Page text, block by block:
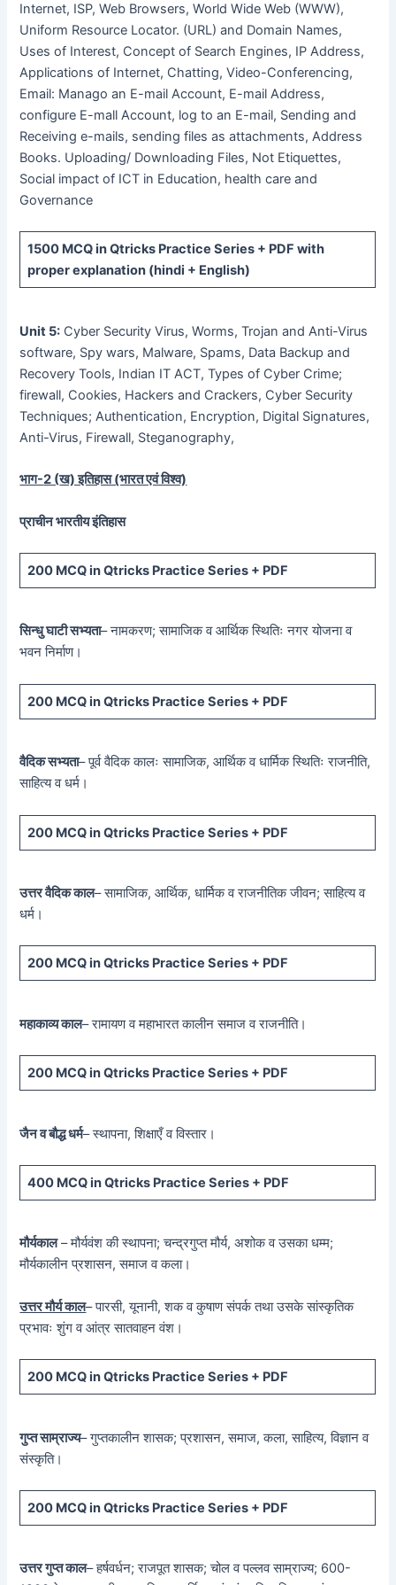
Internet, ISP, Web Browsers, World Wide Web (WWW),
Uniform Resource Locator. (URL) and Domain Names,
Uses of Interest, Concept of Search Engines, IP Address,
Applications of Internet, Chatting, Video-Conferencing,
Email: Manago an E-mail Account, E-mail Address,
configure E-mall Account, log to an E-mail, Sending and
Receiving e-mails, sending files as attachments, Address
Books. Uploading/ Downloading Files, Not Etiquettes,
Social impact of ICT in Education, health care and
Governance
1500 MCQin Qtricks Practice Series + PDF with
proper explanation (hindi + English)
Unit 5: Cyber Security Virus, Worms, Trojan and Anti-Virus
software, Spy wars, Malware, Spams, Data Backup and
Recovery Tools, Indian IT ACT, Types of Cyber Crime;
firewall, Cookies, Hackers and Crackers, Cyber Security
Techniques; Authentication, Encryption, Digital Signatures,
Anti-Virus, Firewall, Steganography,
भाग-2 (ख) इतिहास (भारत एवं विश्व)
प्राचीन भारतीय इंतिहास
200 MCQin Qtricks Practice Series + PDF
सिन्धु घाटी सभ्यता– नामकरण; सामाजिक व आर्थिक स्थितिः नगर योजना व
भवन निर्माण।
200 MCQin Qtricks Practice Series + PDF
वैदिक सभ्यता– पूर्व वैदिक कालः सामाजिक, आर्थिक व धार्मिक स्थितिः राजनीति,
साहित्य व धर्म।
200 MCQin Qtricks Practice Series + PDF
उत्तर वैदिक काल– सामाजिक, आर्थिक, धार्मिक व राजनीतिक जीवन; साहित्य व
धर्म।
200 MCQin Qtricks Practice Series + PDF
महाकाव्य काल– रामायण व महाभारत कालीन समाज व राजनीति।
200 MCQin Qtricks Practice Series + PDF
जैन व बौद्ध धर्म– स्थापना, शिक्षाएँ व विस्तार।
400 MCQin Qtricks Practice Series + PDF
मौर्यकाल– मौर्यवंश की स्थापना; चन्द्रगुप्त मौर्य, अशोक व उसका धम्म;
मौर्यकालीन प्रशासन, समाज व कला।
उत्तर मौर्य काल– पारसी, यूनानी, शक व कुषाण संपर्क तथा उसके सांस्कृतिक
प्रभावः शुंग व आंत्र सातवाहन वंश।
200 MCQ in Qtricks Practice Series + PDF
गुप्त साम्राज्य– गुप्तकालीन शासक; प्रशासन, समाज, कला, साहित्य, विज्ञान व
संस्कृति।
200 MCQ in Qtricks Practice Series + PDF
उत्तर गुप्त काल– हर्षवर्धन; राजपूत शासक; चोल व पल्लव साम्राज्य; 600-